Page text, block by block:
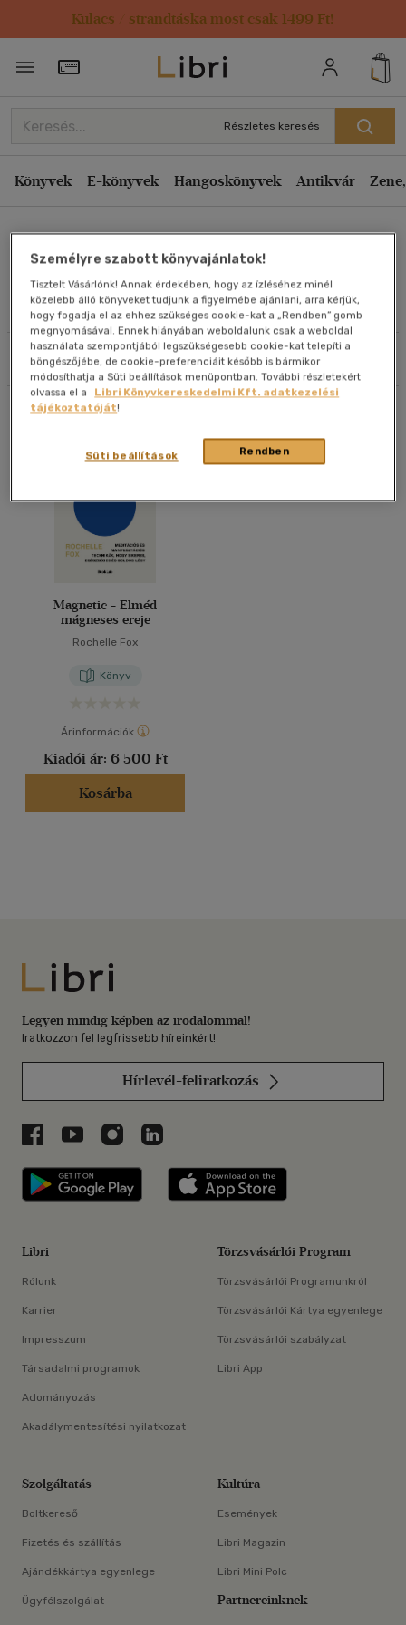
Kulacs / strandtáska most csak 1499 Ft!
Törzsvásárlói Kártya adatai
Részletes keresés
Könyvek E-könyvek Hangoskönyvek Antikvár
Rochelle Fox
Művei
Szűrés Rendezés
Rendezés
Kiadás éve szerint csökkenő
Ár szerint csökkenő
Eladott darabszám szerint csökkenő
Eladott darabszám szerint növekvő
Cím szerint A-Z
Szerző szerint A-Z
Megjelenítés
20 db / oldal
Alkalmaz
Magnetic - Elméd
mágneses ereje
Rochelle Fox
Könyv
Árinformációk
Kiadói ár: 6 500 Ft
Kosárba
Libri
Legyen mindig képben az irodalommal!
Iratkozzon fel legfrissebb híreinkért!
Hírlevél-feliratkozás
Libri a Facebookon
Libri a Youtube-on
Libri az Instagramon
Libri a LinkedInen
Libri applikáció Szerezd meg: Google
Libri
Rólunk
Karrier
Impresszum
Társadalmi programok
Adományozás
Akadálymentesítési nyilatkozat
Törzsvásárlói Program
Törzsvásárlói Programunkról
Törzsvásárlói Kártya egyenlege
Törzsvásárlói szabályzat
Libri App
Szolgáltatás
Boltkereső
Fizetés és szállítás
Ajándékkártya egyenlege
Ügyfélszolgálat
Kultúra
Események
Libri Magazin
Libri Mini Polc
Partnereinknek
Személyre szabott könyvajánlatok!
Tisztelt Vásárlónk! Annak érdekében, hogy az ízléséhez minél
közelebb álló könyveket tudjunk a figyelmébe ajánlani, arra kérjük,
hogy fogadja el az ehhez szükséges cookie-kat a „Rendben” gomb
megnyomásával. Ennek hiányában weboldalunk csak a weboldal
használata szempontjából legszükségesebb cookie-kat telepíti a
böngészőjébe, de cookie-preferenciáit később is bármikor
módosíthatja a Süti beállítások menüpontban. További részletekért
olvassa el a
Libri Könyvkereskedelmi Kft. adatkezelési
tájékoztatóját!
Rendben
Süti beállítások